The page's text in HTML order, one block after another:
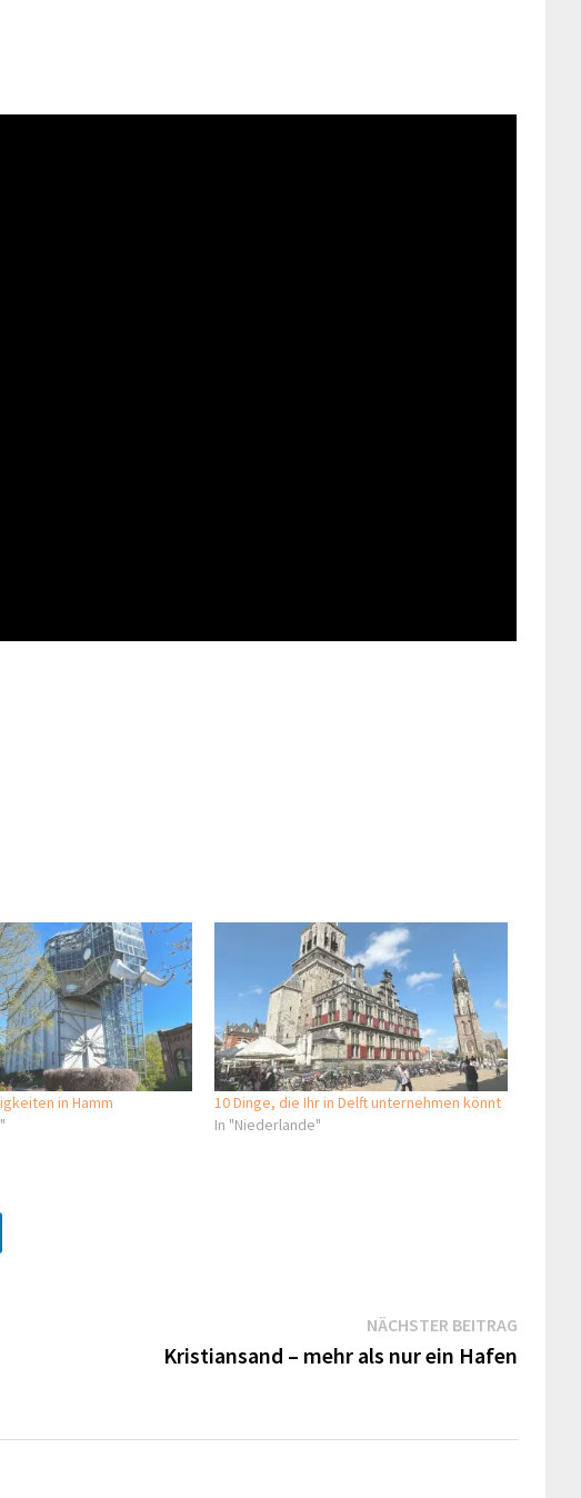
in Hamm
10 Dinge, die Ihr in Delft unternehmen könnt
In "Niederlande"
NÄCHSTER BEITRAGNächster
Beitrag:
Kristiansand – mehr als nur ein Hafen